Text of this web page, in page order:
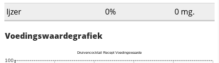
Ijzer
0% 0 mg.
Voedingswaardegrafiek